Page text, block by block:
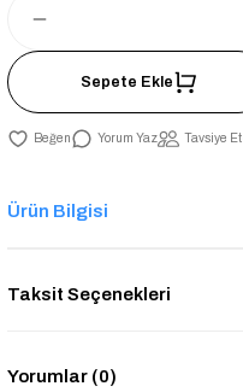
Sepete Ekle
Yorum Yaz Tavsiye Et
Ürün Bilgisi
Taksit Seçenekleri
Yorumlar (0)